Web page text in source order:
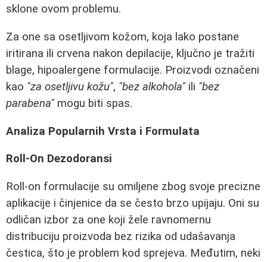
sklone ovom problemu.
Za one sa osetljivom kožom, koja lako postane
iritirana ili crvena nakon depilacije, ključno je tražiti
blage, hipoalergene formulacije. Proizvodi označeni
kao "za osetljivu kožu", "bez alkohola" ili "bez
parabena" mogu biti spas.
Analiza Popularnih Vrsta i Formulata
Roll-On Dezodoransi
Roll-on formulacije su omiljene zbog svoje precizne
aplikacije i činjenice da se često brzo upijaju. Oni su
odličan izbor za one koji žele ravnomernu
distribuciju proizvoda bez rizika od udašavanja
čestica, što je problem kod sprejeva. Međutim, neki